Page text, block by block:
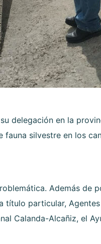
delegación en la
silvestre en los
Además de
título particular,
Calanda-Alcañiz, el